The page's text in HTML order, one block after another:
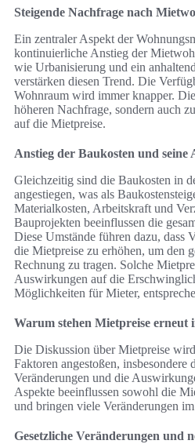
Steigende Nachfrage nach
Ein zentraler Aspekt der
kontinuierliche Anstieg der
wie Urbanisierung und ein
verstärken diesen Trend. Die
Wohnraum wird immer knapper.
höheren Nachfrage, sondern auch
auf die Mietpreise.
Anstieg der Baukosten und seine
Gleichzeitig sind die Baukosten in
angestiegen, was als
Materialkosten, Arbeitskraft und
Bauprojekten beeinflussen die
Diese Umstände führen dazu, dass
die Mietpreise zu erhöhen, um den
Rechnung zu tragen. Solche
Auswirkungen auf die
Möglichkeiten für Mieter,
Warum stehen Mietpreise erneut
Die Diskussion über Mietpreise
Faktoren angestoßen, insbesondere
Veränderungen und die
Aspekte beeinflussen sowohl die
und bringen viele Veränderungen
Gesetzliche Veränderungen und